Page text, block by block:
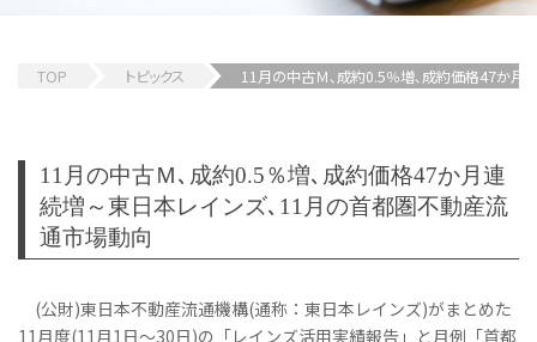
TOP トピックス 11月の中古Ｍ､成約0.5％増､成約価格47か月
11月の中古Ｍ､成約0.5％増､成約価格47か月連
続増 ～東日本レインズ､11月の首都圏不動産流
通市場動向
(公財)東日本不動産流通機構(通称：東日本レインズ)がまとめた
11月度(11月1日～30日)の「レインズ活用実績報告」と月例「首都